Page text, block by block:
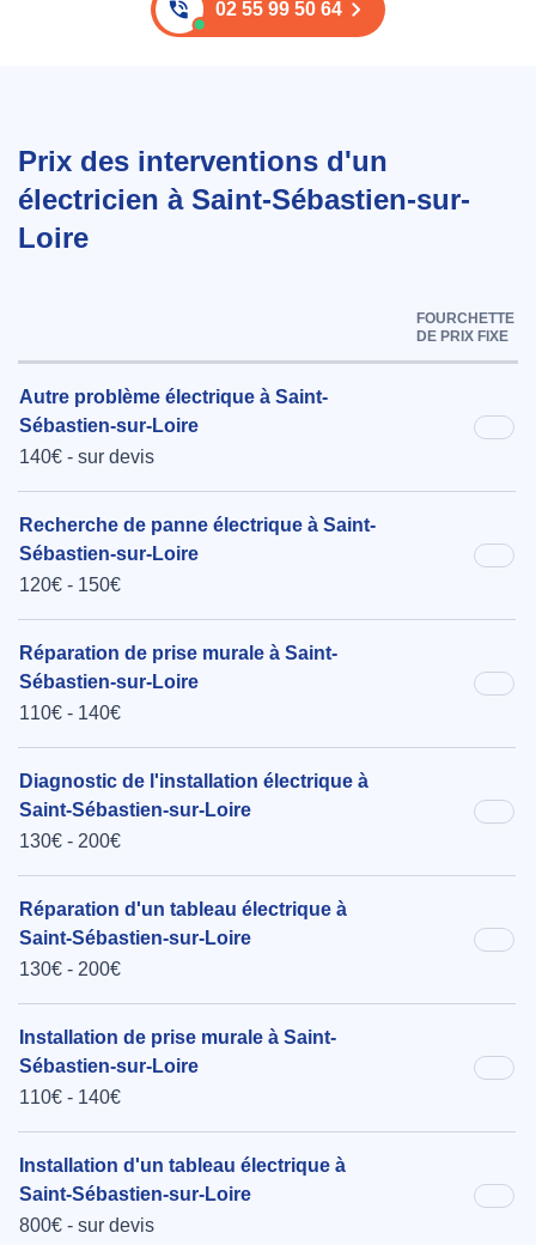
02 55 99 50 64
Prix des interventions d'un
électricien à Saint-Sébastien-sur-
Loire
FOURCHETTE
DE PRIX FIXE
Autre problème électrique à Saint-
Sébastien-sur-Loire
140€ - sur devis
Recherche de panne électrique à Saint-
Sébastien-sur-Loire
120€ - 150€
Réparation de prise murale à Saint-
Sébastien-sur-Loire
110€ - 140€
Diagnostic de l'installation électrique à
Saint-Sébastien-sur-Loire
130€ - 200€
Réparation d'un tableau électrique à
Saint-Sébastien-sur-Loire
130€ - 200€
Installation de prise murale à Saint-
Sébastien-sur-Loire
110€ - 140€
Installation d'un tableau électrique à
Saint-Sébastien-sur-Loire
800€ - sur devis